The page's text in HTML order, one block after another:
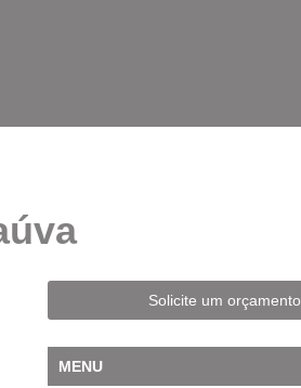
ABC
ABC
Box de Vidro para Banheiro
Vidro para Banheiro Pequeno
para Banheiro Santo André
Solicite um orçamento
MENU